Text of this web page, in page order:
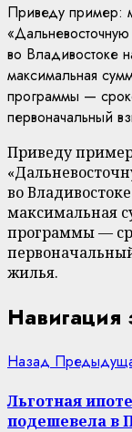
Приведу пример:
«Дальневосточную
во Владивостоке
максимальная
программы —
первоначальный
Приведу
во
максимальная
программы —
жилья.
Навигация
Назад
Льготная
подешевела в